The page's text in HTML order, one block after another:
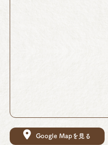
Google Mapを見る